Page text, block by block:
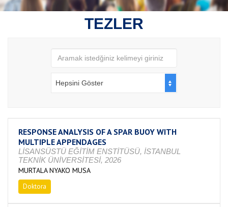
Çalıştığı Birim:Gemi İnşaatı ve Deniz Bilimleri
TEZLER
Hepsini Göster
RESPONSE ANALYSIS OF A SPAR BUOY WITH
MULTIPLE APPENDAGES
LİSANSÜSTÜ EĞİTİM ENSTİTÜSÜ, İSTANBUL
TEKNİK ÜNİVERSİTESİ, 2026
MURTALA NYAKO MUSA
Doktora